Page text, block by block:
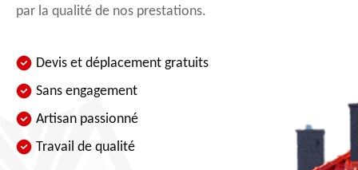
par la qualité de nos prestations.
Devis et déplacement gratuits
Sans engagement
Artisan passionné
Travail de qualité